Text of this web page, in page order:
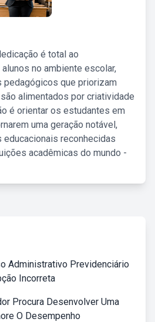
é total ao
no ambiente escolar,
pedagógicos que priorizam
alimentados por criatividade
é orientar os estudantes em
uma geração notável,
reconhecidas
acadêmicas do mundo -
Administrativo Previdenciário
Incorreta
Procura Desenvolver Uma
O Desempenho